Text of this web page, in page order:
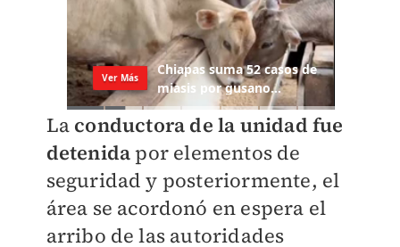
La conductora de la unidad fue
detenida por elementos de
seguridad y posteriormente, el
área se acordonó en espera el
arribo de las autoridades